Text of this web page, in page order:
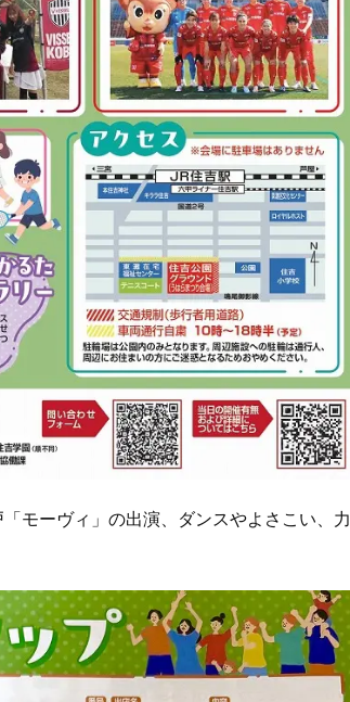
モーヴィ」の出演、ダンスやよさこい、力